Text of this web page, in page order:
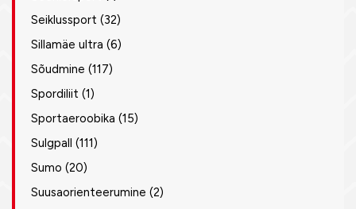
Seiklussport (32)
Sillamäe ultra (6)
Sõudmine (117)
Spordiliit (1)
Sportaeroobika (15)
Sulgpall (111)
Sumo (20)
Suusaorienteerumine (2)